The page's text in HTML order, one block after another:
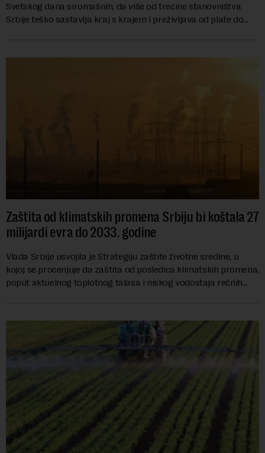
Svetskog dana siromašnih, da više od trećine stanovništva
Srbije teško sastavlja kraj s krajem i preživljava od plate do
Zaštita od klimatskih promena Srbiju bi koštala 27
milijardi evra do 2033. godine
Vlada Srbije usvojila je Strategiju zaštite životne sredine, u
kojoj se procenjuje da zaštita od posledica klimatskih promena,
poput aktuelnog toplotnog talasa i niskog vodostaja rečnih